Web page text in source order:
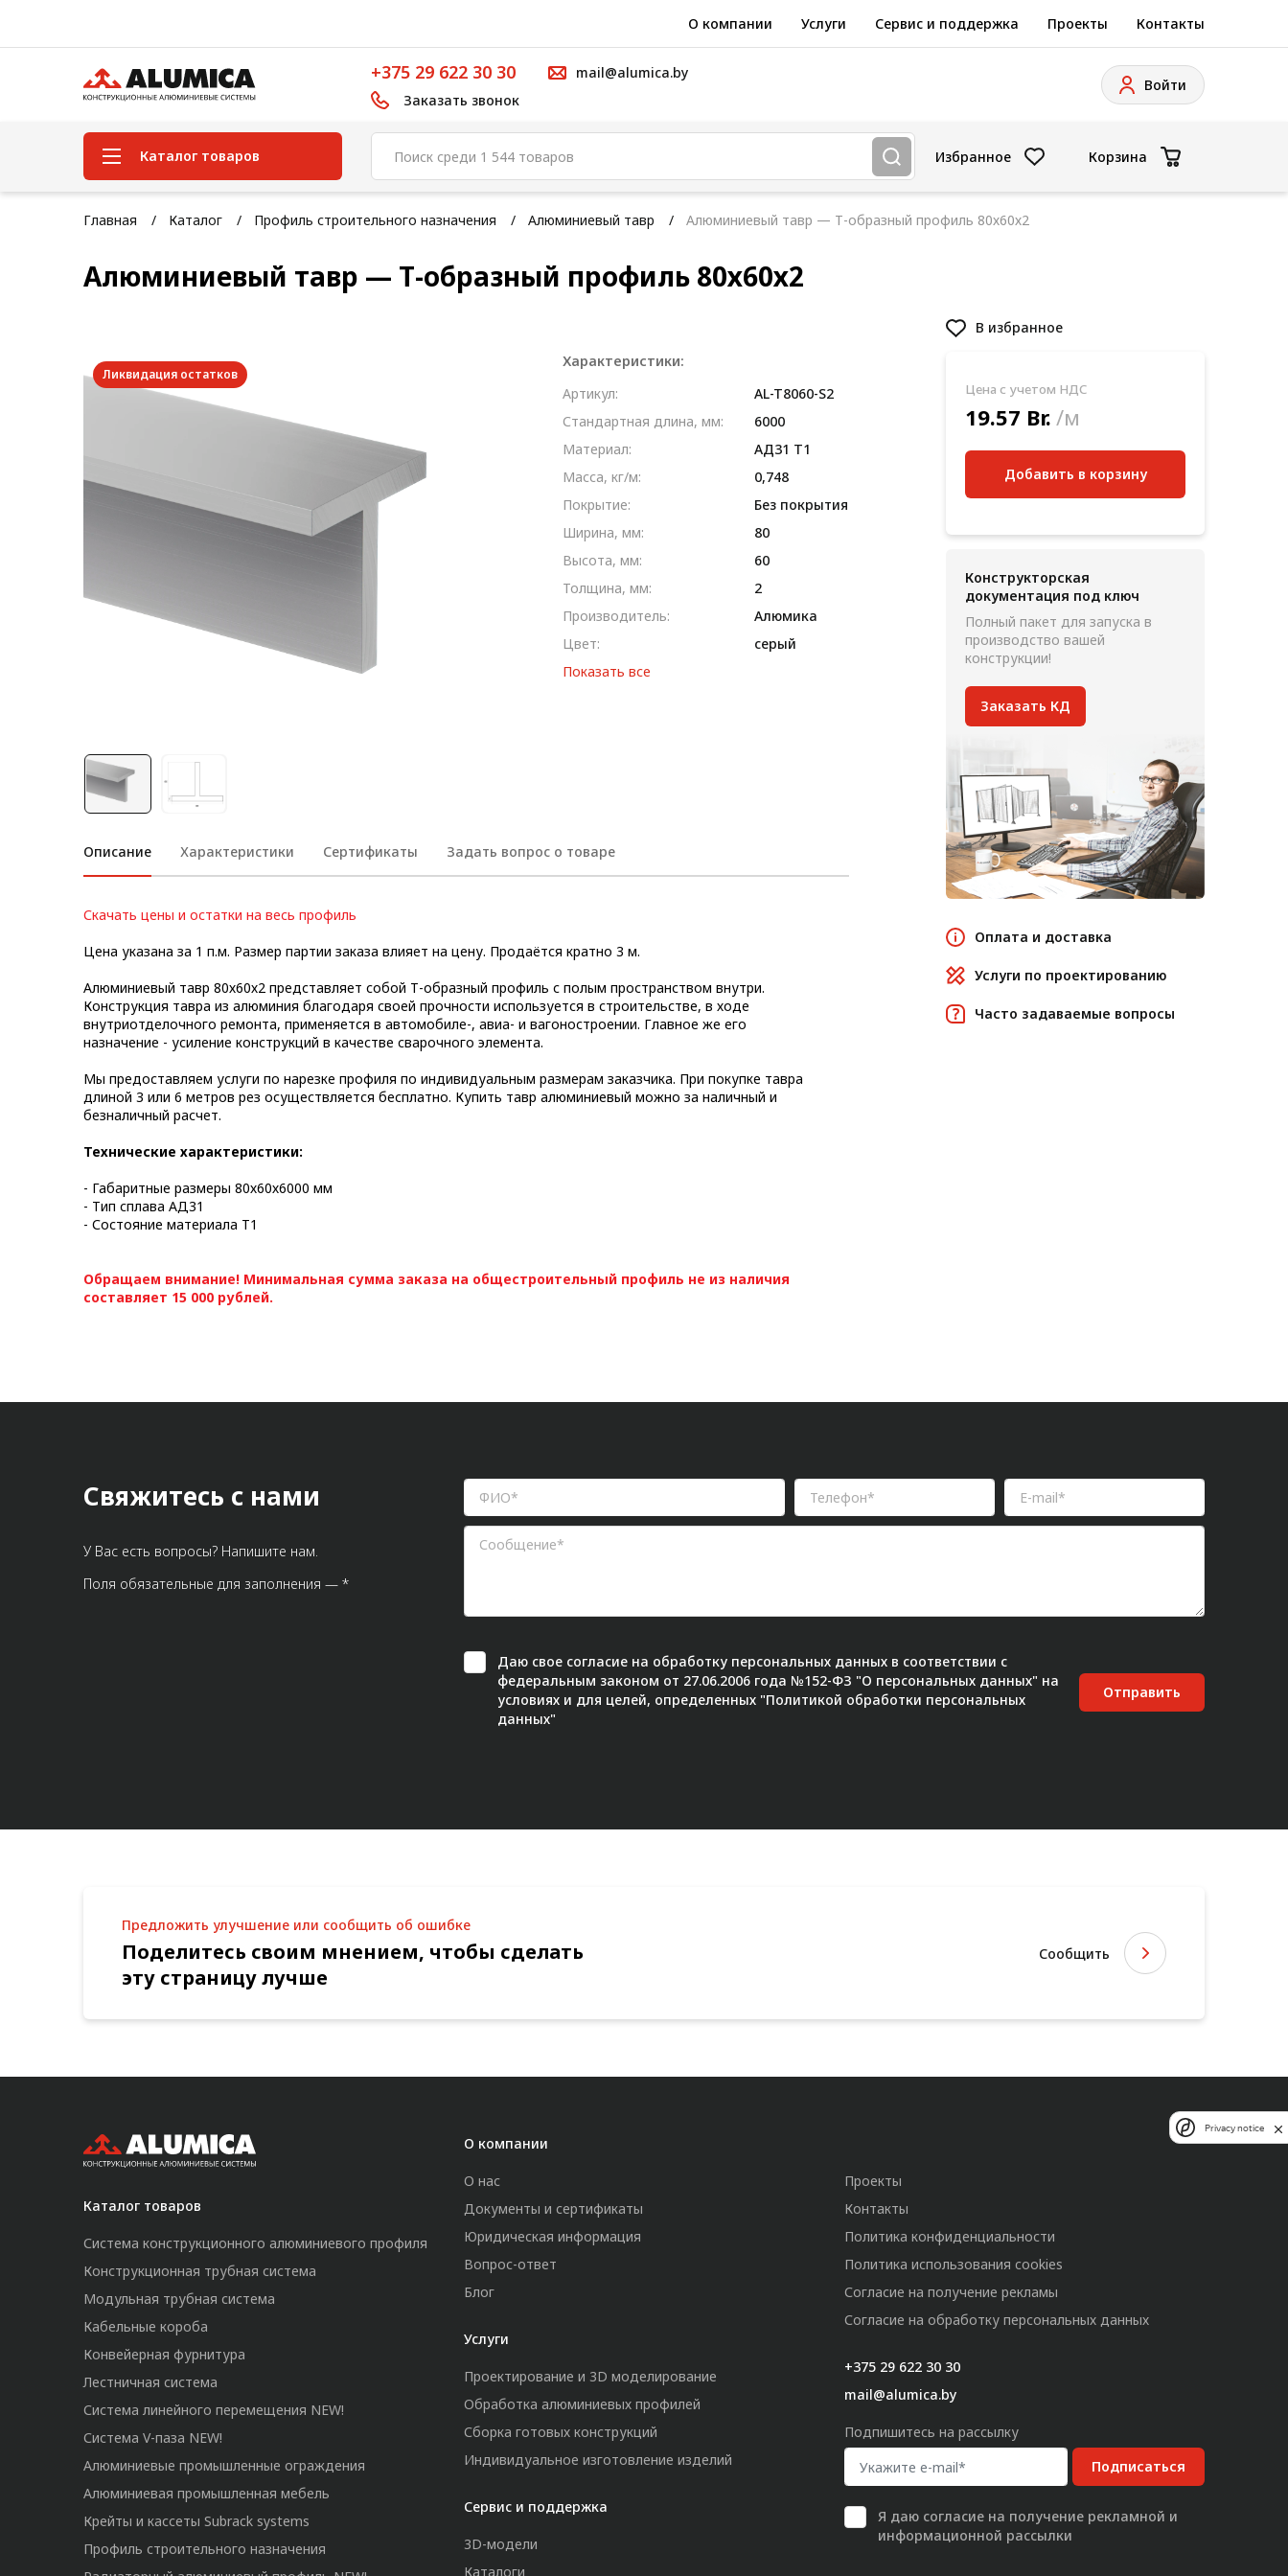
О компании Услуги Сервис и поддержка Проекты Контакты
+375 29 622 30 30
Заказать звонок
mail@alumica.by
Войти
Каталог товаров
Система конструкционного
Конструкционная трубная
система
Кабельные короба
Конвейерная фурнитура
перемещения NEW!
Алюминиевая промышленная
назначения
Радиаторный алюминиевый
профиль NEW!
Лист алюминиевый
Конструкции из профиля
Услуги дополнительной
обработки профиля
Избранное Корзина
Главная Каталог Профиль строительного назначения Алюминиевый тавр Алюминиевый тавр — Т-образный профиль 80х60х2
Алюминиевый тавр — Т-образный профиль 80х60х2
Ликвидация остатков
Описание Характеристики Сертификаты Задать вопрос о товаре
Скачать цены и остатки на весь профиль
Цена указана за 1 п.м. Размер партии заказа влияет на цену. Продаётся кратно 3 м.
Алюминиевый тавр 80х60х2 представляет собой Т-образный профиль с полым пространством внутри.
Конструкция тавра из алюминия благодаря своей прочности используется в строительстве, в ходе
внутриотделочного ремонта, применяется в автомобиле-, авиа- и вагоностроении. Главное же его
назначение - усиление конструкций в качестве сварочного элемента.
Мы предоставляем услуги по нарезке профиля по индивидуальным размерам заказчика. При покупке тавра
длиной 3 или 6 метров рез осуществляется бесплатно. Купить тавр алюминиевый можно за наличный и
безналичный расчет.
Технические характеристики:
- Габаритные размеры 80х60х6000 мм
- Тип сплава АД31
- Состояние материала Т1
Обращаем внимание! Минимальная сумма заказа на общестроительный профиль не из наличия
составляет 15 000 рублей.
Характеристики:
Артикул:
AL-T8060-S2
Стандартная длина, мм:
6000
Материал:
AД31 T1
Масса, кг/м:
0,748
Покрытие:
Без покрытия
Ширина, мм:
80
Высота, мм:
60
Толщина, мм:
2
Производитель:
Алюмика
Цвет:
серый
Показать все
В избранное
Цена с учетом НДС
19.57 Br. /м
Добавить в корзину
Конструкторская
документация под ключ
Полный пакет для запуска в
производство вашей
конструкции!
Заказать КД
Оплата и доставка
Услуги по проектированию
Часто задаваемые вопросы
Свяжитесь с нами
У Вас есть вопросы? Напишите нам.
Поля обязательные для заполнения — *
Даю свое согласие на обработку персональных данных в соответствии с
федеральным законом от 27.06.2006 года №152-ФЗ "О персональных данных" на
условиях и для целей, определенных "Политикой обработки персональных
данных"
Отправить
Предложить улучшение или сообщить об ошибке
Поделитесь своим мнением, чтобы сделать
эту страницу лучше
Сообщить
Каталог товаров
Система конструкционного алюминиевого профиля
Конструкционная трубная система
Модульная трубная система
Кабельные короба
Конвейерная фурнитура
Лестничная система
Система линейного перемещения NEW!
Система V-паза NEW!
Алюминиевые промышленные ограждения
Алюминиевая промышленная мебель
Крейты и кассеты Subrack systems
Профиль строительного назначения
О компании
О нас
Документы и сертификаты
Юридическая информация
Вопрос-ответ
Блог
Услуги
Проектирование и 3D моделирование
Обработка алюминиевых профилей
Сборка готовых конструкций
Индивидуальное изготовление изделий
Сервис и поддержка
3D-модели
Каталоги
Проекты
Контакты
Политика конфиденциальности
Политика использования cookies
Согласие на получение рекламы
Согласие на обработку персональных данных
+375 29 622 30 30
mail@alumica.by
Подпишитесь на рассылку
Подписаться
Я даю согласие на получение рекламной и
информационной рассылки
Privacy notice